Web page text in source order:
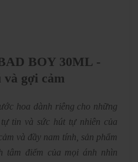
BOY 30ML -
và gợi cảm
hoa dành riêng cho những
tin và sức hút tự nhiên của
và đầy nam tính, sản phẩm
tâm điểm của mọi ánh nhìn